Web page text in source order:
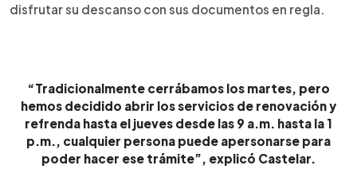
disfrutar su descanso con sus documentos en regla.
“Tradicionalmente cerrábamos los martes, pero
hemos decidido abrir los servicios de renovación y
refrenda hasta el jueves desde las 9 a.m. hasta la 1
p.m., cualquier persona puede apersonarse para
poder hacer ese trámite”, explicó Castelar.